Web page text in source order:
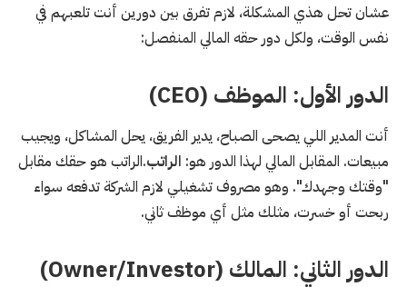
عشان تحل هذي المشكلة، لازم تفرق بين دورين أنت تلعبهم في
نفس الوقت، ولكل دور حقه المالي المنفصل:
الدور الأول: الموظف (CEO)
أنت المدير اللي يصحى الصباح، يدير الفريق، يحل المشاكل، ويجيب
مبيعات. المقابل المالي لهذا الدور هو: الراتب.الراتب هو حقك مقابل
"وقتك وجهدك". وهو مصروف تشغيلي لازم الشركة تدفعه سواء
ربحت أو خسرت، مثلك مثل أي موظف ثاني.
الدور الثاني: المالك (Owner/Investor)